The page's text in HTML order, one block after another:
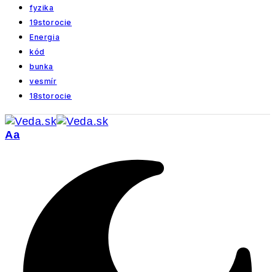
fyzika
19storocie
Energia
kód
bunka
vesmír
18storocie
Veľkosť
Aa